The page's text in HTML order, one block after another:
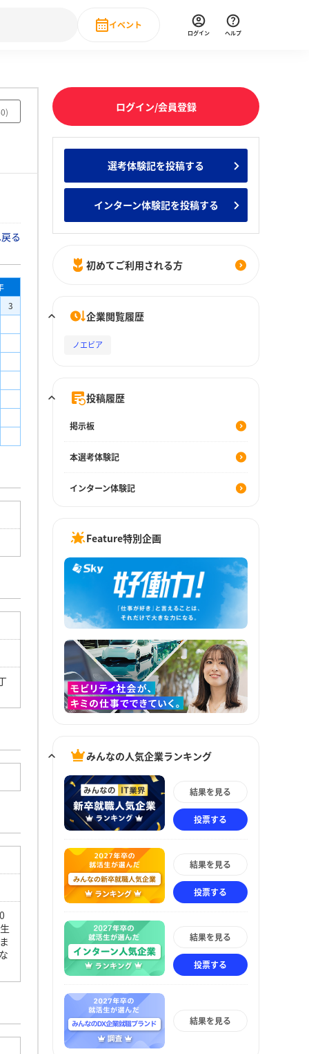
新卒就職人気企業ランキング みんなのインターン人気企業ランキ
・DX現場社員インタビュー
イベント
直近のイベント一覧
ログイン ヘルプ
)
る
3
ログイン/会員登録
選考体験記を投稿する
インターン体験記を投稿する
初めてご利用される方
企業閲覧履歴
ノエビア
投稿履歴
掲示板
本選考体験記
インターン体験記
Feature特別企画
みんなの人気企業ランキング
結果を見る
投票する
結果を見る
投票する
結果を見る
投票する
結果を見る